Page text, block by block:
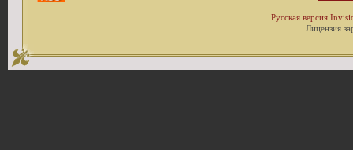
Русская версия
Лицензия